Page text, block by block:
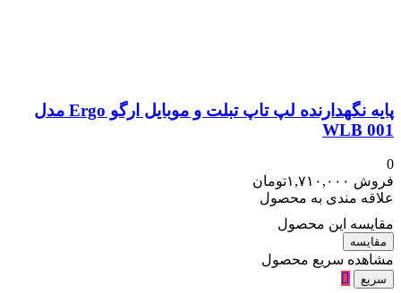
پایه نگهدارنده لپ تاپ تبلت و موبایل ارگو Ergo مدل
WLB 001
0
فروش ۱,۷۱۰,۰۰۰تومان
علاقه مندی به محصول
مقایسه این محصول
مقایسه
مشاهده سریع محصول
سریع